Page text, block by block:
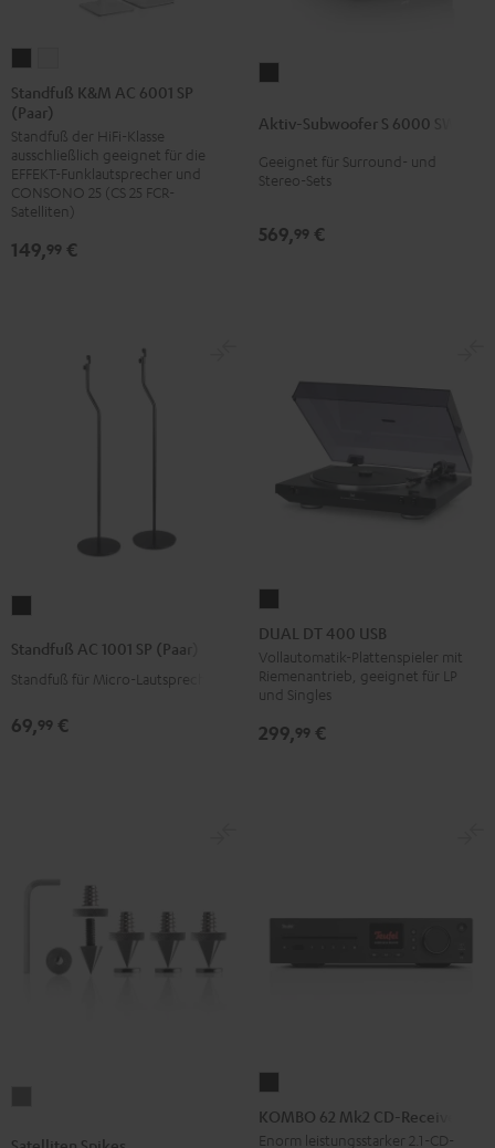
K&M
AC
6001
SP
(Paar)
Schwarz
K&M
6001
SP
(Paar)
Weiß
Standfuß K&M AC 6001 SP
(Paar)
Standfuß der HiFi-Klasse
ausschließlich geeignet für die
EFFEKT-Funklautsprecher und
CONSONO 25 (CS 25 FCR-
Satelliten)
149,99 €
S
6000
SW
Aktiv-Subwoofer S 6000 SW
Geeignet für Surround- und
Stereo-Sets
569,99 €
1001
SP
Schwarz
Standfuß AC 1001 SP (Paar)
Standfuß für Micro-Lautsprecher
69,99 €
DT
400
USB
Schwarz
DUAL DT 400 USB
Vollautomatik-Plattenspieler mit
Riemenantrieb, geeignet für LP
und Singles
299,99 €
62
Mk2
KOMBO 62 Mk2 CD-Receiver
Enorm leistungsstarker 2.1-CD-